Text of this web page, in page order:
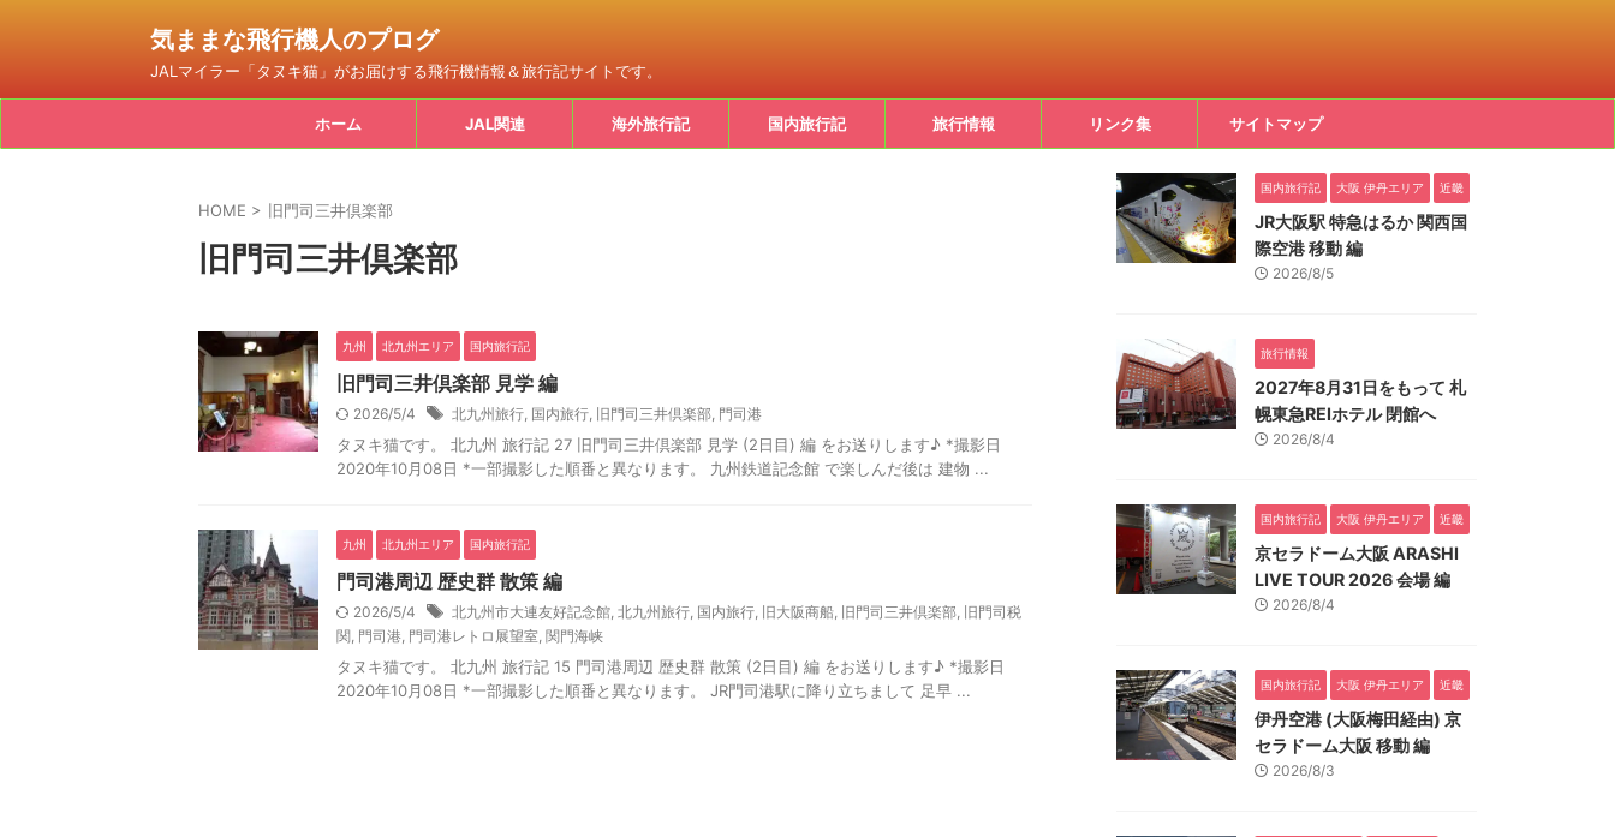
気ままな飛行機人のプログ
JALマイラー「タヌキ猫」がお届けする飛行機情報＆旅行記サイトです。
ホーム JAL関連 海外旅行記 国内旅行記 旅行情報 リンク集 サイトマップ
HOME > 旧門司三井倶楽部
旧門司三井倶楽部
九州 北九州エリア 国内旅行記
旧門司三井倶楽部 見学 編
2026/5/4 北九州旅行, 国内旅行, 旧門司三井倶楽部, 門司港
タヌキ猫です。 北九州 旅行記 27 旧門司三井倶楽部 見学 (2日目) 編 をお送りします♪ *撮影日
2020年10月08日 *一部撮影した順番と異なります。 九州鉄道記念館 で楽しんだ後は 建物 ...
九州 北九州エリア 国内旅行記
門司港周辺 歴史群 散策 編
2026/5/4 北九州市大連友好記念館, 北九州旅行, 国内旅行, 旧大阪商船, 旧門司三井倶楽部, 旧門司税
関, 門司港, 門司港レトロ展望室, 関門海峡
タヌキ猫です。 北九州 旅行記 15 門司港周辺 歴史群 散策 (2日目) 編 をお送りします♪ *撮影日
2020年10月08日 *一部撮影した順番と異なります。 JR門司港駅に降り立ちまして 足早 ...
国内旅行記 大阪 伊丹エリア 近畿
JR大阪駅 特急はるか 関西国
際空港 移動 編
2026/8/5
旅行情報
2027年8月31日をもって 札
幌東急REIホテル 閉館へ
2026/8/4
国内旅行記 大阪 伊丹エリア 近畿
京セラドーム大阪 ARASHI
LIVE TOUR 2026 会場 編
2026/8/4
国内旅行記 大阪 伊丹エリア 近畿
伊丹空港 (大阪梅田経由) 京
セラドーム大阪 移動 編
2026/8/3